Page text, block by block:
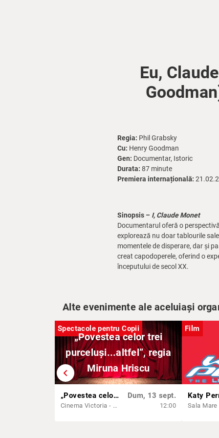
Eu,
Regia: Phil Grabsky
Cu: Henry Goodman
Gen: Documentar, Istoric
Durata: 87 minute
Premiera internațională:
Sinopsis – I, Claude Monet
Documentarul oferă o
explorează nu doar tablourile
momentele de disperare, dar și
creat capodoperele, oferind o
începutului de secol XX.
Alte evenimente ale aceluiași
chevron_left
Spectacole pentru Copii
„Povestea celor trei
purceluși...altfel”, regia
Miruna Hriscu
„Povestea celor trei purceluși...altfel”, regia Miruna Hriscu
Cinema Victoria - Sala Unirii
Dum, 13 sept.
12:00
Film